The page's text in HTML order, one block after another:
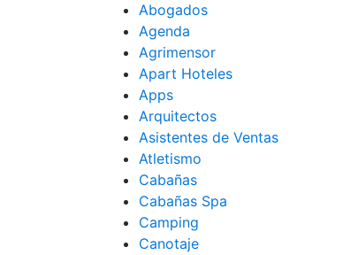
Abogados
Agenda
Agrimensor
Apart Hoteles
Apps
Arquitectos
Asistentes de Ventas
Atletismo
Cabañas
Cabañas Spa
Camping
Canotaje